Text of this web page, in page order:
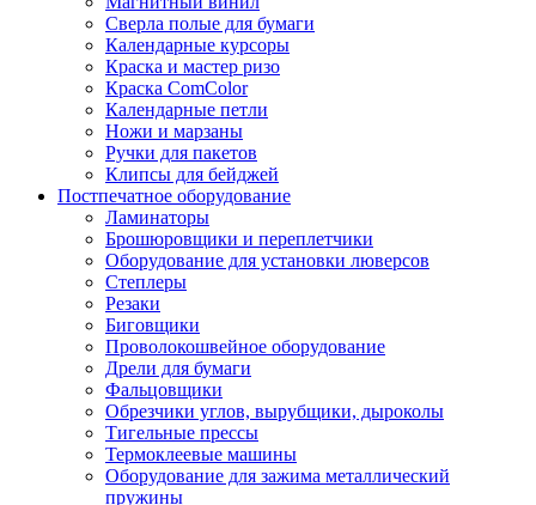
Сверла полые для бумаги
Календарные курсоры
Краска и мастер ризо
Краска ComColor
Календарные петли
Ножи и марзаны
Ручки для пакетов
Клипсы для бейджей
Постпечатное оборудование
Ламинаторы
Брошюровщики и переплетчики
Оборудование для установки люверсов
Степлеры
Резаки
Биговщики
Проволокошвейное оборудование
Дрели для бумаги
Фальцовщики
Обрезчики углов, вырубщики, дыроколы
Тигельные прессы
Термоклеевые машины
Оборудование для зажима металлический
пружины